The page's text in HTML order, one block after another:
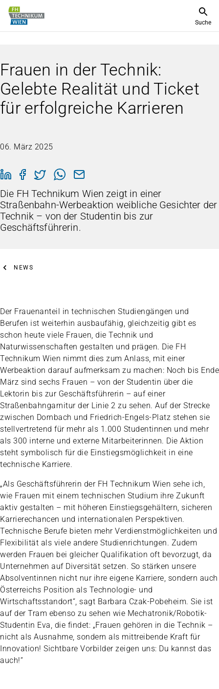
Suche
Frauen in der Technik:
Gelebte Realität und Ticket
für erfolgreiche Karrieren
06. März 2025
Die FH Technikum Wien zeigt in einer
Straßenbahn-Werbeaktion weibliche Gesichter der
Technik – von der Studentin bis zur
Geschäftsführerin.
NEWS
Der Frauenanteil in technischen Studiengängen und
Berufen ist weiterhin ausbaufähig, gleichzeitig gibt es
schon heute viele Frauen, die Technik und
Naturwissenschaften gestalten und prägen. Die FH
Technikum Wien nimmt dies zum Anlass, mit einer
Werbeaktion darauf aufmerksam zu machen: Noch bis Ende
März sind sechs Frauen – von der Studentin über die
Lektorin bis zur Geschäftsführerin – auf einer
Straßenbahngarnitur der Linie 2 zu sehen. Auf der Strecke
zwischen Dornbach und Friedrich-Engels-Platz stehen sie
stellvertretend für mehr als 1.000 Studentinnen und mehr
als 300 interne und externe Mitarbeiterinnen. Die Aktion
steht symbolisch für die Einstiegsmöglichkeit in eine
technische Karriere.
„Als Geschäftsführerin der FH Technikum Wien sehe ich,
wie Frauen mit einem technischen Studium ihre Zukunft
aktiv gestalten – mit höheren Einstiegsgehältern, sicheren
Karrierechancen und internationalen Perspektiven.
Technische Berufe bieten mehr Verdienstmöglichkeiten und
Flexibilität als viele andere Studienrichtungen. Zudem
werden Frauen bei gleicher Qualifikation oft bevorzugt, da
Unternehmen auf Diversität setzen. So stärken unsere
Absolventinnen nicht nur ihre eigene Karriere, sondern auch
Österreichs Position als Technologie- und
Wirtschaftsstandort“, sagt Barbara Czak-Pobeheim. Sie ist
auf der Tram ebenso zu sehen wie Mechatronik/Robotik-
Studentin Eva, die findet: „Frauen gehören in die Technik –
nicht als Ausnahme, sondern als mittreibende Kraft für
Innovation! Sichtbare Vorbilder zeigen uns: Du kannst das
auch!“